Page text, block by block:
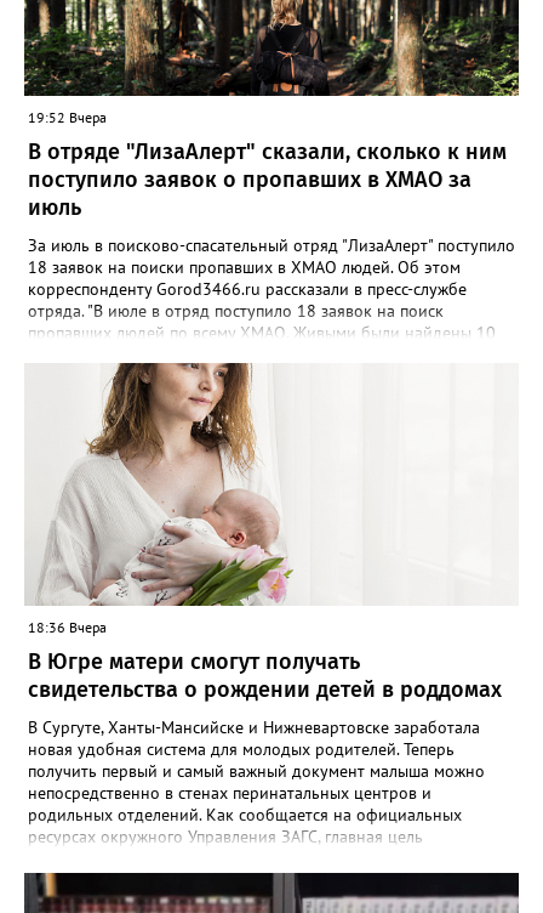
19:52 Вчера
В отряде "ЛизаАлерт" сказали, сколько к ним
поступило заявок о пропавших в ХМАО за
июль
За июль в поисково-спасательный отряд "ЛизаАлерт" поступило
18 заявок на поиски пропавших в ХМАО людей. Об этом
корреспонденту Gorod3466.ru рассказали в пресс-службе
отряда. "В июле в отряд поступило 18 заявок на поиск
пропавших людей по всему ХМАО. Живыми были найдены 10
пресс-службе. В отряде отметили, что до сих пор не нашли трех
пропавших жителей региона, однако их поиски продолжаются -
распространяются ориентировки, проверяются свидетельства.
Ранее Gorod3466.ru сообщал, что большинство случаев
пропажи детей в ХМАО фиксировались в Нижневартовске и
Сургуте.
18:36 Вчера
В Югре матери смогут получать
свидетельства о рождении детей в роддомах
В Сургуте, Ханты-Мансийске и Нижневартовске заработала
новая удобная система для молодых родителей. Теперь
получить первый и самый важный документ малыша можно
непосредственно в стенах перинатальных центров и
родильных отделений. Как сообщается на официальных
ресурсах окружного Управления ЗАГС, главная цель
бюрократии в первые дни после выписки. Специалисты начали
вести прием прямо на базе крупнейших медицинских